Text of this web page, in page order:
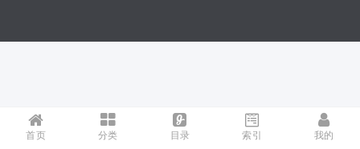
首页 分类 目录 索引 我的